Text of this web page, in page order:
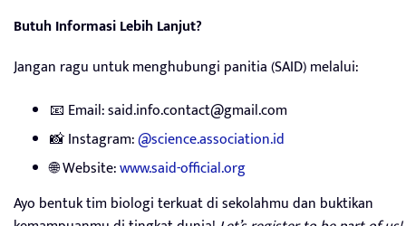
Butuh Informasi Lebih Lanjut?
Jangan ragu untuk menghubungi panitia (SAID) melalui:
📧 Email:said.info.contact@gmail.com
📸 Instagram:@science.association.id
🌐 Website:www.said-official.org
Ayo bentuk tim biologi terkuat di sekolahmu dan buktikan